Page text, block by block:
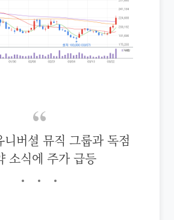
니버셜 뮤직 그룹과 독점
소식에 주가 급등